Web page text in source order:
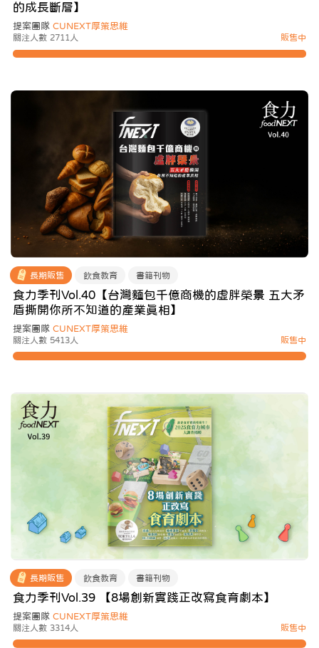
的成長斷層】
提案團隊 CUNEXT厚策思維
關注人數 2711人 販售中
長期販售 飲食教育 書籍刊物
食力季刊Vol.40【台灣麵包千億商機的虛胖榮景 五大矛
盾撕開你所不知道的產業真相】
提案團隊 CUNEXT厚策思維
關注人數 5413人 販售中
長期販售 飲食教育 書籍刊物
食力季刊Vol.39 【8場創新實踐正改寫食育劇本】
提案團隊 CUNEXT厚策思維
關注人數 3314人 販售中